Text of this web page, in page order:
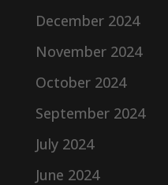
December 2024
November 2024
October 2024
September 2024
July 2024
June 2024